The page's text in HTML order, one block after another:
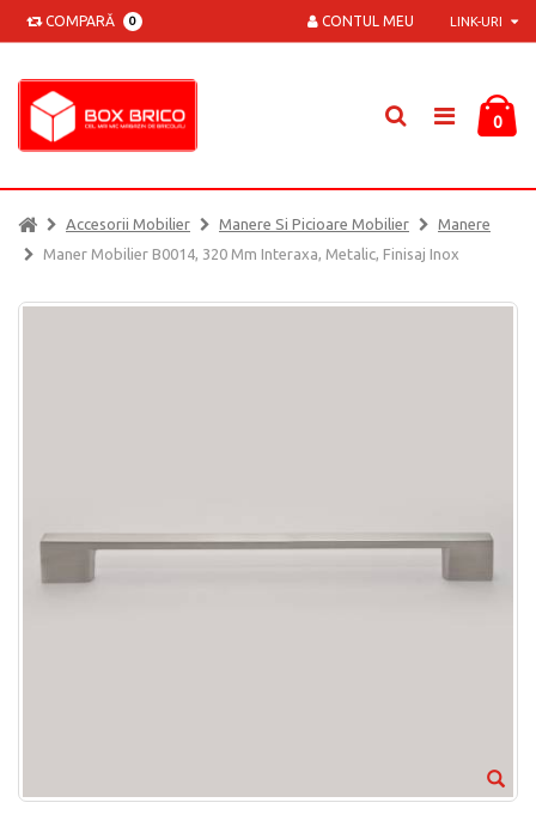
COMPARĂ 0 LINK-URI
CONTUL MEU
0
Accesorii Mobilier Manere Si Picioare Mobilier
Manere
Maner Mobilier B0014, 320 Mm Interaxa, Metalic, Finisaj Inox